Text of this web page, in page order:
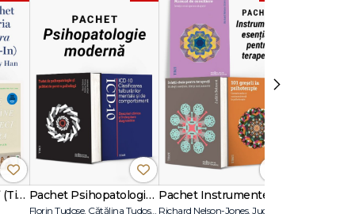
Pachet Seria „Vara” (Tie-In) – Jenny Han Pachet Psihopatologie modernă
Florin Tudose, Cătălina Tudose, Letiţia Dobranici, Volum colectiv
›